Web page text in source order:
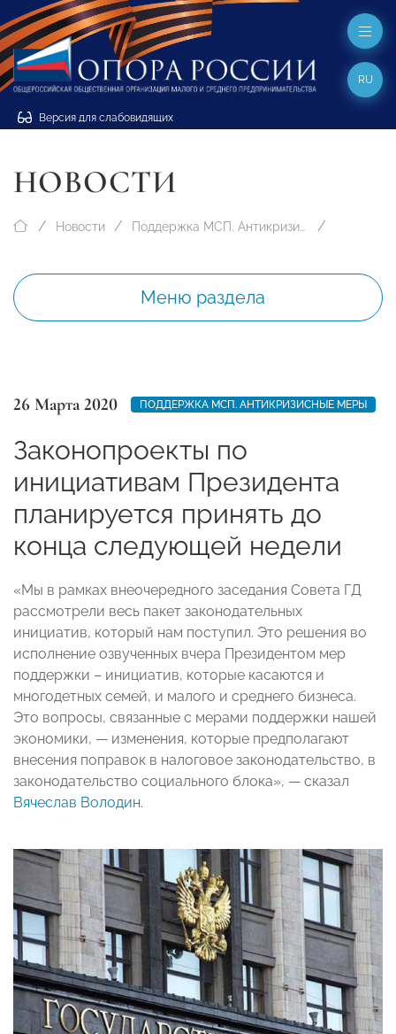
Версия для слабовидящих
RU
НОВОСТИ
Новости Поддержка МСП. Антикризисные меры
Меню раздела
26 Марта 2020 ПОДДЕРЖКА МСП. АНТИКРИЗИСНЫЕ МЕРЫ
Законопроекты по
инициативам Президента
планируется принять до
конца следующей недели
«Мы в рамках внеочередного заседания Совета ГД
рассмотрели весь пакет законодательных
инициатив, который нам поступил. Это решения во
исполнение озвученных вчера Президентом мер
поддержки – инициатив, которые касаются и
многодетных семей, и малого и среднего бизнеса.
Это вопросы, связанные с мерами поддержки нашей
экономики, — изменения, которые предполагают
внесения поправок в налоговое законодательство, в
законодательство социального блока», — сказал
Вячеслав Володин.